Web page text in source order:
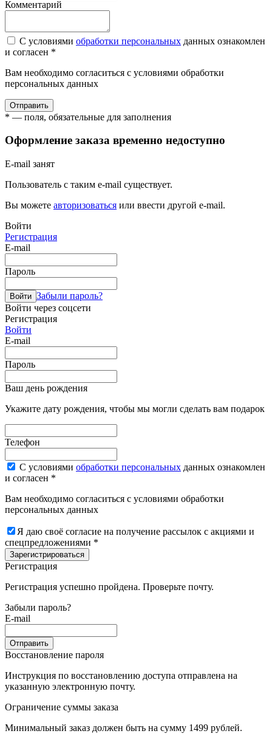
Комментарий
С условиями обработки персональных данных ознакомлен
и согласен *
Вам необходимо согласиться с условиями обработки
персональных данных
Отправить
* — поля, обязательные для заполнения
Оформление заказа временно недоступно
E-mail занят
Пользователь с таким e-mail существует.
Вы можете авторизоваться или ввести другой e-mail.
Войти
Регистрация
E-mail
Пароль
Войти Забыли пароль?
Войти через соцсети
Регистрация
Войти
E-mail
Пароль
Ваш день рождения
Укажите дату рождения, чтобы мы могли сделать вам подарок
Телефон
С условиями обработки персональных данных ознакомлен
и согласен *
Вам необходимо согласиться с условиями обработки
персональных данных
Я даю своё согласие на получение рассылок с акциями и
спецпредложениями *
Зарегистрироваться
Регистрация
Регистрация успешно пройдена. Проверьте почту.
Забыли пароль?
E-mail
Отправить
Восстановление пароля
Инструкция по восстановлению доступа отправлена на
указанную электронную почту.
Ограничение суммы заказа
Минимальный заказ должен быть на сумму 1499 рублей.